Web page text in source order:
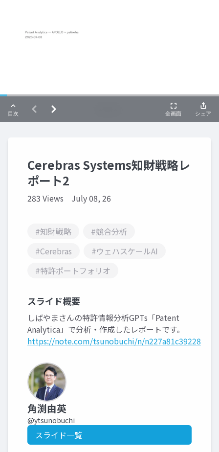
Cerebras Systems知財戦略レ
ポート2
283 Views July 08, 26
#知財戦略
#競合分析
#Cerebras
#ウェハスケールAI
#特許ポートフォリオ
スライド概要
しばやまさんの特許情報分析GPTs「Patent
Analytica」で分析・作成したレポートです。
https://note.com/tsunobuchi/n/n227a81c39228
角渕由英
@ytsunobuchi
スライド一覧